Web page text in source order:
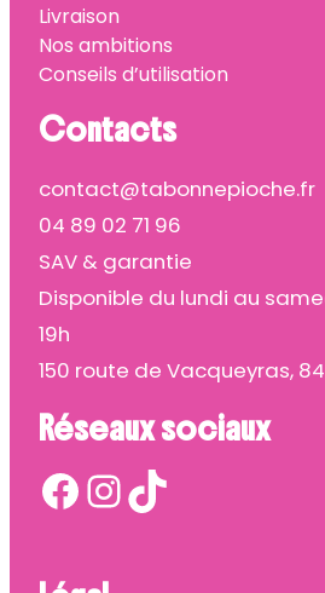
Livraison
Nos ambitions
Conseils d’utilisation
Contacts
contact@tabonnepioche.fr
04 89 02 71 96
SAV & garantie
Disponible du lundi au
19h
150 route de Vacqueyras,
Réseaux sociaux
Facebook InstagramTikTok